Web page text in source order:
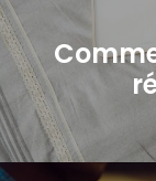
l’article